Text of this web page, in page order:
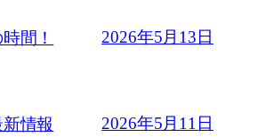
間！ 2026年5月13日
情報 2026年5月11日